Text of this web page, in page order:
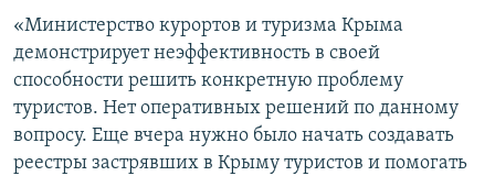
«Министерство курортов и туризма Крыма
демонстрирует неэффективность в своей
способности решить конкретную проблему
туристов. Нет оперативных решений по данному
вопросу. Еще вчера нужно было начать создавать
реестры застрявших в Крыму туристов и помогать